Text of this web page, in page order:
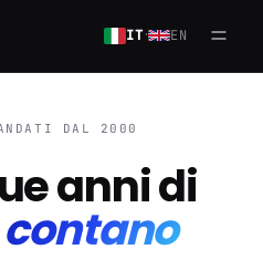
IT· EN Apri
DAL 2000
anni di
contano